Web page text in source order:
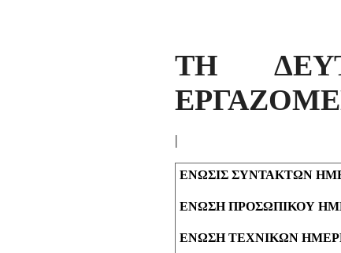
ΤΗ
|
ΕΝΩΣΙΣ ΣΥΝΤΑΚΤΩΝ
ΕΝΩΣΗ ΠΡΟΣΩΠΙΚΟΥ
ΕΝΩΣΗ ΤΕΧΝΙΚΩΝ